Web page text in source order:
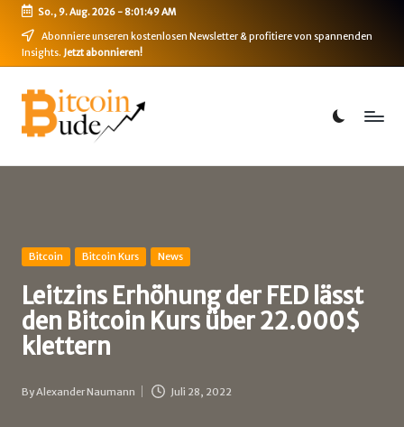
Skip
So., 9. Aug. 2026-8:01:49 AM
Abonniere unseren kostenlosen Newsletter & profitiere von spannenden
Insights. Jetzt abonnieren!
B
i
t
i
n
-
B
u
Bitcoin,
Ethereum,
DeFi
Posted
Bitcoin Bitcoin Kurs News
Leitzins Erhöhung der FED lässt
den Bitcoin Kurs über 22.000$
klettern
Posted
ByAlexander Naumann Juli 28, 2022